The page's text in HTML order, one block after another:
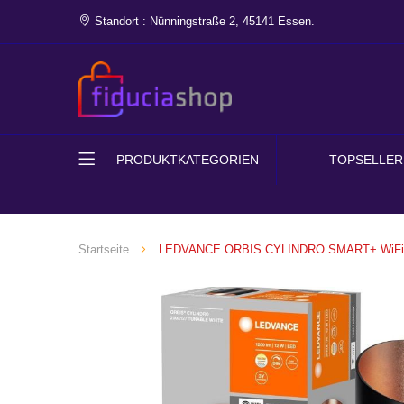
Standort : Nünningstraße 2, 45141 Essen.
PRODUKTKATEGORIEN TOPSELLER
Startseite LEDVANCE ORBIS CYLINDRO SMART+